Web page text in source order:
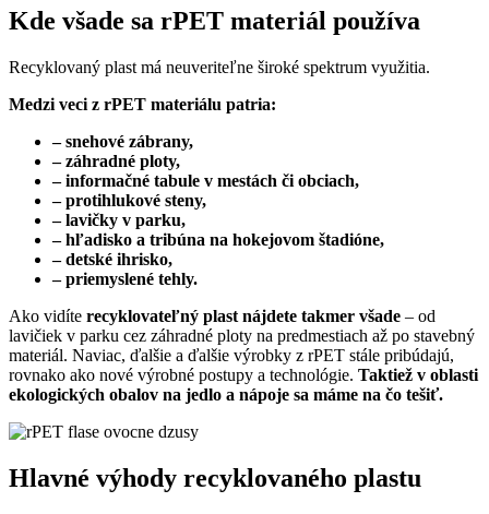
Kde všade sa rPET materiál používa
Recyklovaný plast má neuveriteľne široké spektrum využitia.
Medzi veci z rPET materiálu patria:
– snehové zábrany,
– záhradné ploty,
– informačné tabule v mestách či obciach,
– protihlukové steny,
– lavičky v parku,
– hľadisko a tribúna na hokejovom štadióne,
– detské ihrisko,
– priemyslené tehly.
Ako vidíte recyklovateľný plast nájdete takmer všade – od
lavičiek v parku cez záhradné ploty na predmestiach až po stavebný
materiál. Naviac, ďalšie a ďalšie výrobky z rPET stále pribúdajú,
rovnako ako nové výrobné postupy a technológie. Taktiež v oblasti
ekologických obalov na jedlo a nápoje sa máme na čo tešiť.
Hlavné výhody recyklovaného plastu